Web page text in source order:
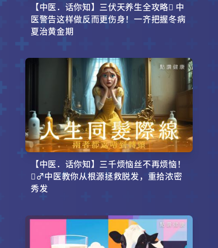
【中医．话你知】三伏天养生全攻略 中
医警告这样做反而更伤身！一齐把握冬病
夏治黄金期
【中医．话你知】三千烦恼丝不再烦恼！
‍♂️中医教你从根源拯救脱发，重拾浓密
秀发